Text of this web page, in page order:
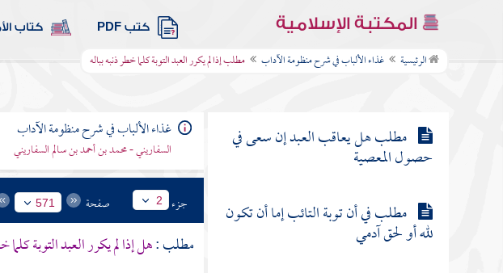
المكتبة الإسلامية كتب PDF كتاب
الرئيسية غذاء الألباب في شرح منظومة الآداب مطلب إذا لم يكرر العبد التوبة كلما خطر ذنبه ببالهمطلب إذا لم يكرر العبد التوبة كلما
مطلب هل يعاقب العبد إن سعى في
حصول المعصية
مطلب في أن توبة التائب إما أن تكون
لله أو لحق آدمي
غذاء الألباب في شرح منظومة الآداب
السفاريني - محمد بن أحمد بن سالم السفاريني
جزء 2 صفحة 571
مطلب :هل إذا لم يكرر العبد التوبة